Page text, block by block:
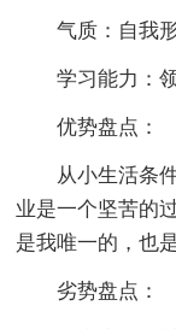
气质：自我
学习能力：
优势盘点：
从小生活条
业是一个坚苦的
是我唯一的，也
劣势盘点：